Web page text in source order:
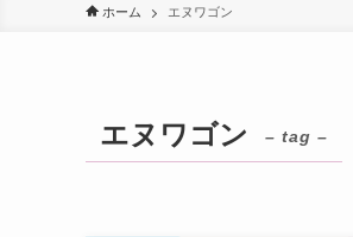
ホーム エヌワゴン
エヌワゴン – tag –